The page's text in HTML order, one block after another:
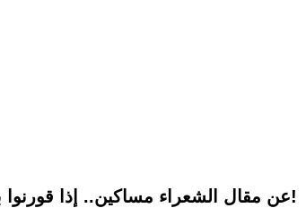
عن مقال الشعراء مساكين.. إذا قورنوا بالفلاسفة!